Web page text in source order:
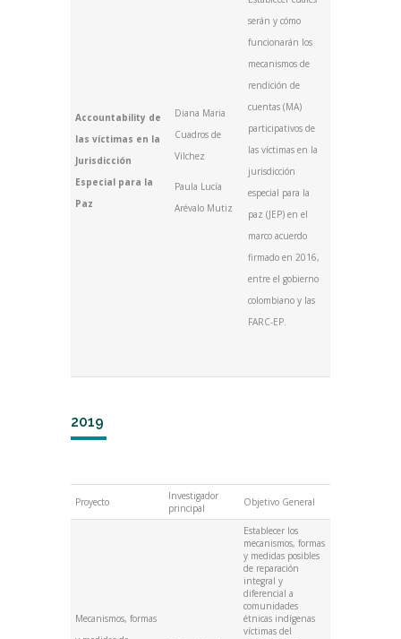
Accountability de
las víctimas en la
Jurisdicción
Especial para la
Paz
Diana Maria
Cuadros de
Vilchez
Paula Lucía
Arévalo Mutiz
serán y cómo
funcionarán los
mecanismos de
rendición de
cuentas (MA)
participativos de
las víctimas en la
jurisdicción
especial para la
paz (JEP) en el
marco acuerdo
firmado en 2016,
entre el gobierno
colombiano y las
FARC-EP.
2019
Proyecto
Investigador
principal
Objetivo General
Mecanismos, formas
Establecer los
mecanismos, formas
y medidas posibles
de reparación
integral y
diferencial a
comunidades
étnicas indígenas
víctimas del